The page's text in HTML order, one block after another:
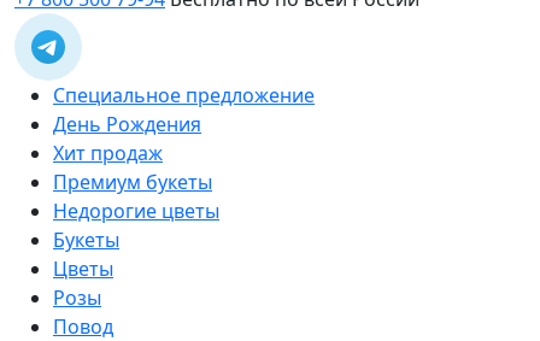
Специальное предложение
День Рождения
Хит продаж
Премиум букеты
Недорогие цветы
Букеты
Цветы
Розы
Повод